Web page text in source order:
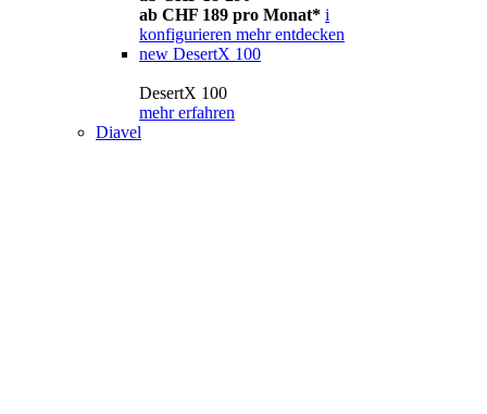
ab CHF 189 pro Monat* i
konfigurieren mehr entdecken
new DesertX 100
DesertX 100
mehr erfahren
Diavel